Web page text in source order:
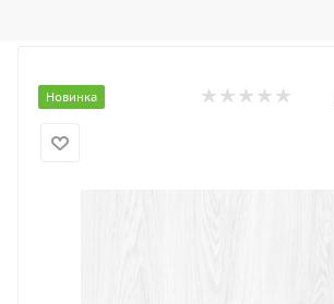
Новинка